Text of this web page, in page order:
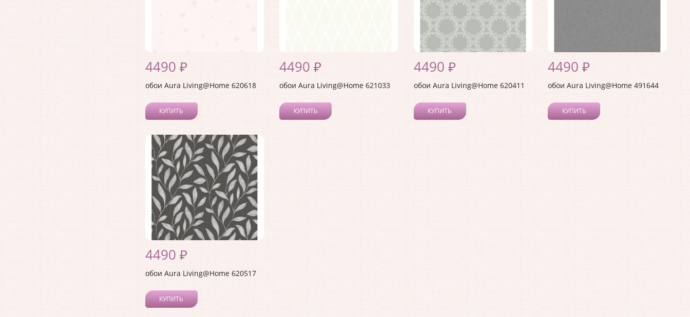
4490 ₽
обои Aura Living@Home 620618
КУПИТЬ
4490 ₽
обои Aura Living@Home 621033
КУПИТЬ
4490 ₽
обои Aura Living@Home 620411
КУПИТЬ
4490 ₽
обои Aura Living@Home 491644
КУПИТЬ
4490 ₽
обои Aura Living@Home 620517
КУПИТЬ